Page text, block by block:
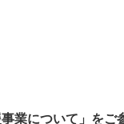
業について」をご